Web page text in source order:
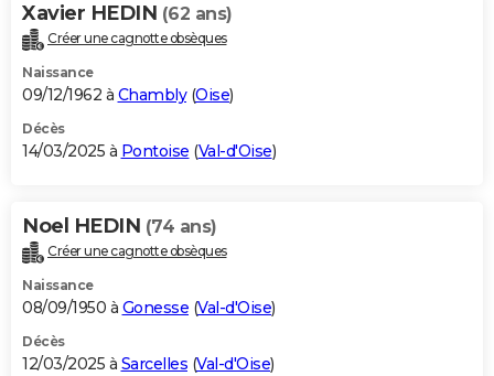
Xavier HEDIN (62 ans)
Créer une cagnotte obsèques
Naissance
09/12/1962 à Chambly(Oise)
Décès
14/03/2025 à Pontoise (Val-d'Oise)
Noel HEDIN (74 ans)
Créer une cagnotte obsèques
Naissance
08/09/1950 à Gonesse (Val-d'Oise)
Décès
12/03/2025 à Sarcelles (Val-d'Oise)